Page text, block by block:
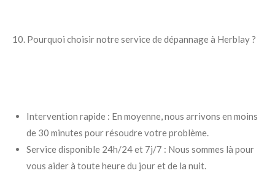
10. Pourquoi choisir notre service de dépannage à Herblay ?
Intervention rapide : En moyenne, nous arrivons en moins
de 30 minutes pour résoudre votre problème.
Service disponible 24h/24 et 7j/7 : Nous sommes là pour
vous aider à toute heure du jour et de la nuit.